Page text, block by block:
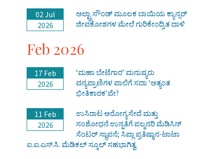
02 Jul
2026
ಅಲ್ಟ್ರಾಸೌಂಡ್ ಮೂಲಕ ಬಾಯಿಯ ಕ್ಯಾನ್ಸರ್
ಜೀವಕೋಶಗಳ ಮೇಲೆ ಗುರಿಕೇಂದ್ರಿತ ದಾಳಿ
Feb 2026
17 Feb
2026
‘ಮಹಾ ಬೇಟೆಗಾರ’ ಮನುಷ್ಯರು
ವನ್ಯಪ್ರಾಣಿಗಳ ಪಾಲಿಗೆ ಸದಾ ‘ಅತ್ಯಂತ
ಭೀತಿಕಾರಕ’ವೇ?
11 Feb
2026
ಉಸಿರಾಟ ಆರೋಗ್ಯಸೇವೆ ಮತ್ತು
ಸಂಶೋಧನೆ ಉನ್ನತಿಗೆ ಪಲ್ಮನರಿ ಮೆಡಿಸಿನ್
ಸೆಂಟರ್ ಸ್ಥಾಪನೆ; ಸಿಪ್ಲಾ ಪ್ರತಿಷ್ಠಾನ-ಟಾಟಾ
ಐ.ಐ.ಎಸ್.ಸಿ. ಮೆಡಿಕಲ್ ಸ್ಕೂಲ್ ಸಹಭಾಗಿತ್ವ